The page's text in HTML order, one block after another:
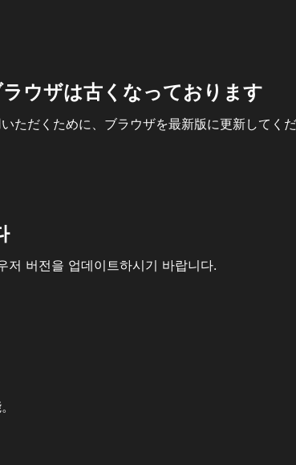
ウザは古くなっております
ただくために、ブラウザを最新版に更新してくだ
저 버전을 업데이트하시기 바랍니다.